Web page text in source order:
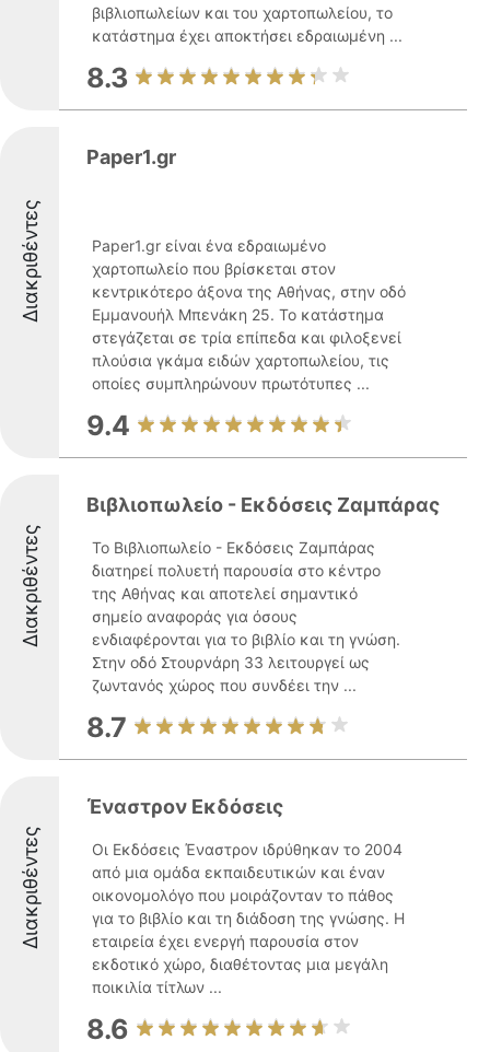
βιβλιοπωλείων και του χαρτοπωλείου, το
κατάστημα έχει αποκτήσει εδραιωμένη ...
8.3
Διακριθέντες
Paper1.gr
Paper1.gr είναι ένα εδραιωμένο
χαρτοπωλείο που βρίσκεται στον
κεντρικότερο άξονα της Αθήνας, στην οδό
Εμμανουήλ Μπενάκη 25. Το κατάστημα
στεγάζεται σε τρία επίπεδα και φιλοξενεί
πλούσια γκάμα ειδών χαρτοπωλείου, τις
οποίες συμπληρώνουν πρωτότυπες ...
9.4
Διακριθέντες
Βιβλιοπωλείο - Εκδόσεις Ζαμπάρας
Το Βιβλιοπωλείο - Εκδόσεις Ζαμπάρας
διατηρεί πολυετή παρουσία στο κέντρο
της Αθήνας και αποτελεί σημαντικό
σημείο αναφοράς για όσους
ενδιαφέρονται για το βιβλίο και τη γνώση.
Στην οδό Στουρνάρη 33 λειτουργεί ως
ζωντανός χώρος που συνδέει την ...
8.7
Διακριθέντες
Έναστρον Εκδόσεις
Οι Εκδόσεις Έναστρον ιδρύθηκαν το 2004
από μια ομάδα εκπαιδευτικών και έναν
οικονομολόγο που μοιράζονταν το πάθος
για το βιβλίο και τη διάδοση της γνώσης. Η
εταιρεία έχει ενεργή παρουσία στον
εκδοτικό χώρο, διαθέτοντας μια μεγάλη
ποικιλία τίτλων ...
8.6